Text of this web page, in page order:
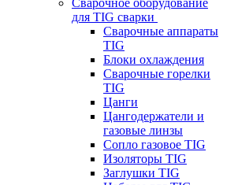
Сварочное оборудование
для TIG сварки
Сварочные аппараты
TIG
Блоки охлаждения
Сварочные горелки
TIG
Цанги
Цангодержатели и
газовые линзы
Сопло газовое TIG
Изоляторы TIG
Заглушки TIG